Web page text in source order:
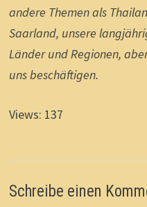
andere Themen als
Saarland, unsere
Länder und Regionen,
uns beschäftigen.
Views: 137
Schreibe einen